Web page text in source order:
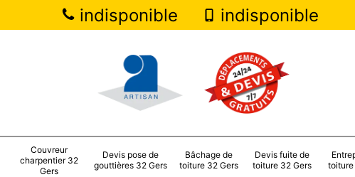
indisponible indisponible
Couvreur
charpentier 32
Gers
Devis pose de
gouttières 32 Gers
Bâchage de
toiture 32 Gers
Devis fuite de
toiture 32 Gers
toiture